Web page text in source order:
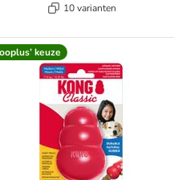
10 varianten
keuze